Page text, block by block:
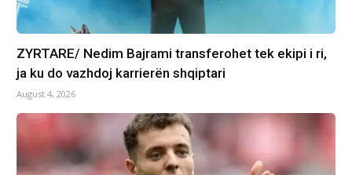
ZYRTARE/ Nedim Bajrami transferohet tek ekipi i ri,
ja ku do vazhdoj karrierën shqiptari
August 4, 2026